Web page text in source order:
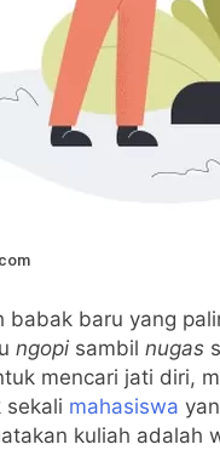
babak baru yang
ngopi sambil nugas
mencari jati diri,
sekali mahasiswa
kuliah